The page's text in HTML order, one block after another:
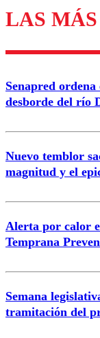
LAS
Senapred
desborde del río
Nuevo temblor
magnitud y el
Alerta por calor
Temprana
Semana
tramitación del